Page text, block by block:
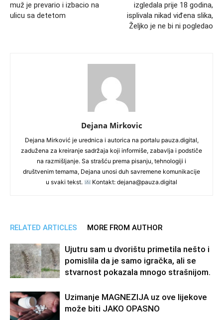
muž je prevario i izbacio na
ulicu sa detetom
izgledala prije 18 godina,
isplivala nikad viđena slika,
Željko je ne bi ni pogledao
Dejana Mirkovic
Dejana Mirković je urednica i autorica na portalu pauza.digital,
zadužena za kreiranje sadržaja koji informiše, zabavlja i podstiče
na razmišljanje. Sa strašću prema pisanju, tehnologiji i
društvenim temama, Dejana unosi duh savremene komunikacije
u svaki tekst.
Kontakt: dejana@pauza.digital
RELATED ARTICLES MORE FROM AUTHOR
Ujutru sam u dvorištu primetila nešto i
pomislila da je samo igračka, ali se
stvarnost pokazala mnogo strašnijom.
Uzimanje MAGNEZIJA uz ove lijekove
može biti JAKO OPASNO